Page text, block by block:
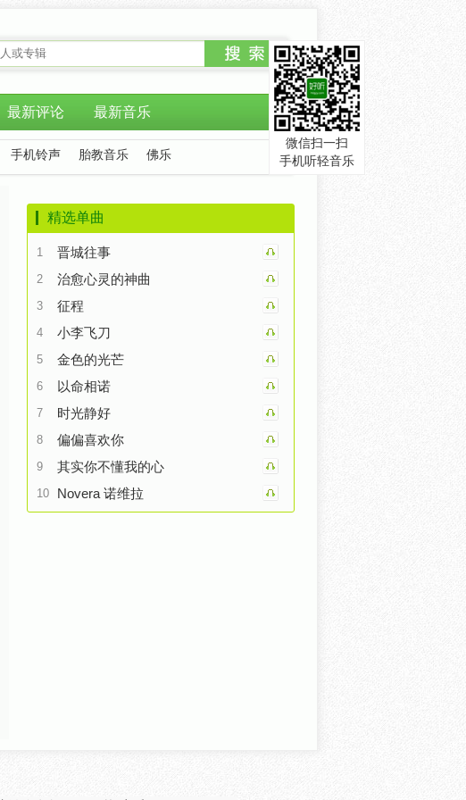
最新评论 最新音乐
手机铃声 胎教音乐 佛乐
精选单曲
1 晋城往事
2 治愈心灵的神曲
3 征程
4 小李飞刀
5 金色的光芒
6 以命相诺
7 时光静好
8 偏偏喜欢你
9 其实你不懂我的心
10 Novera 诺维拉
微信扫一扫
手机听轻音乐